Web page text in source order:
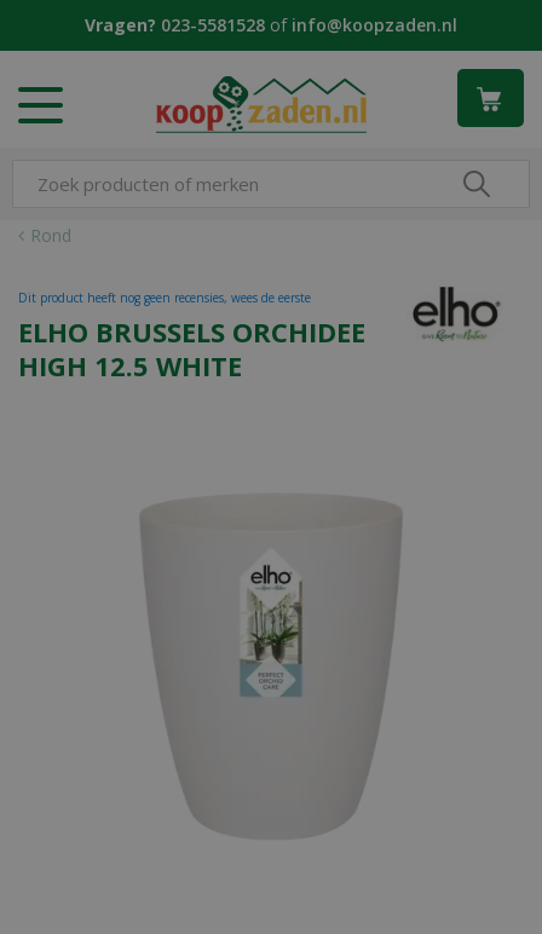
Rond
Vragen? 023-5581528 of info@koopzaden.nl
ELHO BRUSSELS ORCHIDEE
HIGH 12.5 WHITE
Dit product heeft nog geen recensies, wees de eerste